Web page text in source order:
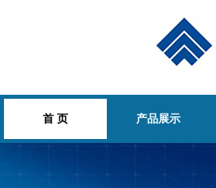
首 页 产品展示